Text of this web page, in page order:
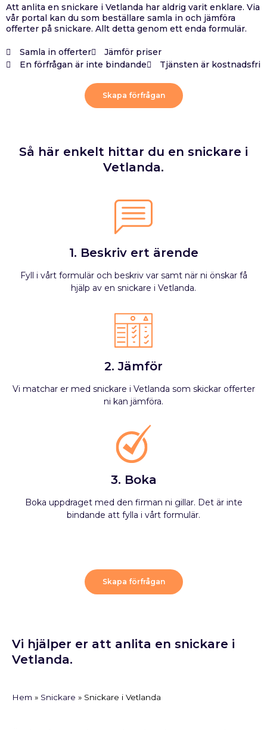
Att anlita en snickare i Vetlanda har aldrig varit enklare. Via
vår portal kan du som beställare samla in och jämföra
offerter på snickare. Allt detta genom ett enda formulär.
Samla in offerter
Jämför priser
En förfrågan är inte bindande
Tjänsten är kostnadsfri
Skapa förfrågan
Så här enkelt hittar du en snickare i
Vetlanda.
1. Beskriv ert ärende
Fyll i vårt formulär och beskriv var samt när ni önskar få
hjälp av en snickare i Vetlanda.
2. Jämför
Vi matchar er med snickare i Vetlanda som skickar offerter
ni kan jämföra.
3. Boka
Boka uppdraget med den firman ni gillar. Det är inte
bindande att fylla i vårt formulär.
Skapa förfrågan
Vi hjälper er att anlita en snickare i
Vetlanda.
Hem » Snickare » Snickare i Vetlanda